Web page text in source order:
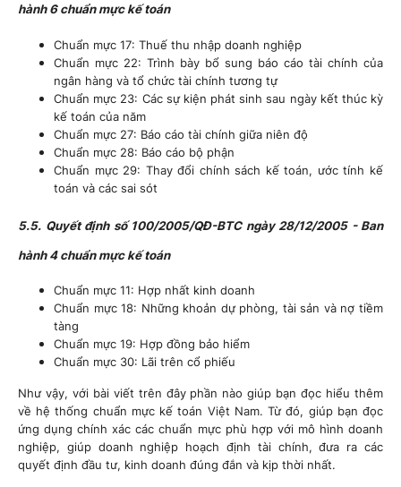
hành 6 chuẩn mực kế toán
Chuẩn mực 17: Thuế thu nhập doanh nghiệp
Chuẩn mực 22: Trình bày bổ sung báo cáo tài chính của
ngân hàng và tổ chức tài chính tương tự
Chuẩn mực 23: Các sự kiện phát sinh sau ngày kết thúc kỳ
kế toán của năm
Chuẩn mực 27: Báo cáo tài chính giữa niên độ
Chuẩn mực 28: Báo cáo bộ phận
Chuẩn mực 29: Thay đổi chính sách kế toán, ước tính kế
toán và các sai sót
5.5. Quyết định số 100/2005/QĐ-BTC ngày 28/12/2005 - Ban
hành 4 chuẩn mực kế toán
Chuẩn mực 11: Hợp nhất kinh doanh
Chuẩn mực 18: Những khoản dự phòng, tài sản và nợ tiềm
tàng
Chuẩn mực 19: Hợp đồng bảo hiểm
Chuẩn mực 30: Lãi trên cổ phiếu
Như vậy, với bài viết trên đây phần nào giúp bạn đọc hiểu thêm
về hệ thống chuẩn mực kế toán Việt Nam. Từ đó, giúp bạn đọc
ứng dụng chính xác các chuẩn mực phù hợp với mô hình doanh
nghiệp, giúp doanh nghiệp hoạch định tài chính, đưa ra các
quyết định đầu tư, kinh doanh đúng đắn và kịp thời nhất.